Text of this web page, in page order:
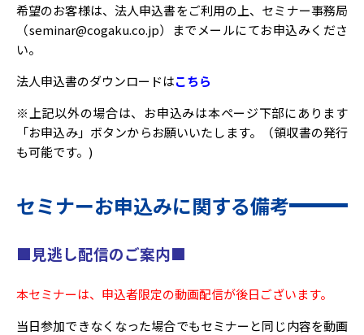
希望のお客様は、法人申込書をご利用の上、セミナー事務局
（seminar@cogaku.co.jp）までメールにてお申込みくださ
い。
法人申込書のダウンロードはこちら
※上記以外の場合は、お申込みは本ページ下部にあります
「お申込み」ボタンからお願いいたします。（領収書の発行
も可能です。)
セミナーお申込みに関する備考
■見逃し配信のご案内■
本セミナーは、申込者限定の動画配信が後日ございます。
当日参加できなくなった場合でもセミナーと同じ内容を動画